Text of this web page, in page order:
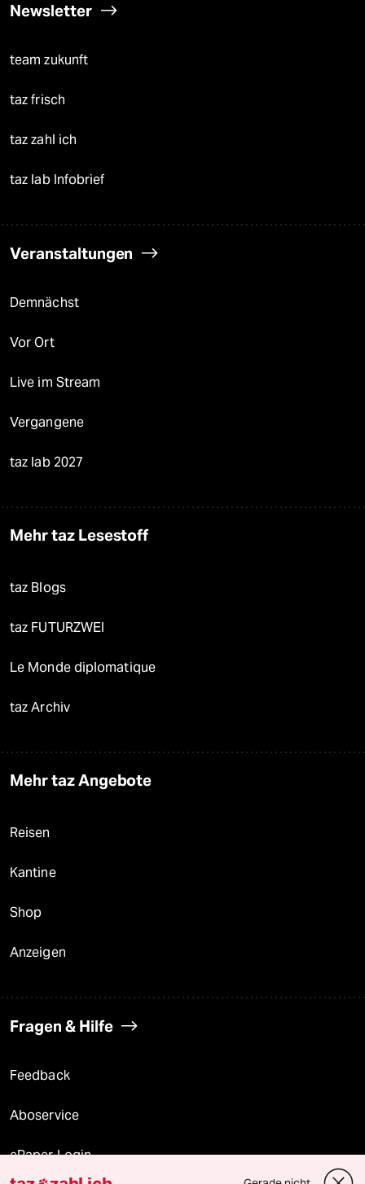
Newsletter
team zukunft
taz frisch
taz zahl ich
taz lab Infobrief
Veranstaltungen
Demnächst
Vor Ort
Live im Stream
Vergangene
taz lab 2027
Mehr taz Lesestoff
taz Blogs
taz FUTURZWEI
Le Monde diplomatique
taz Archiv
Mehr taz Angebote
Reisen
Kantine
Shop
Anzeigen
Fragen & Hilfe
Feedback
Aboservice
ePaper Login